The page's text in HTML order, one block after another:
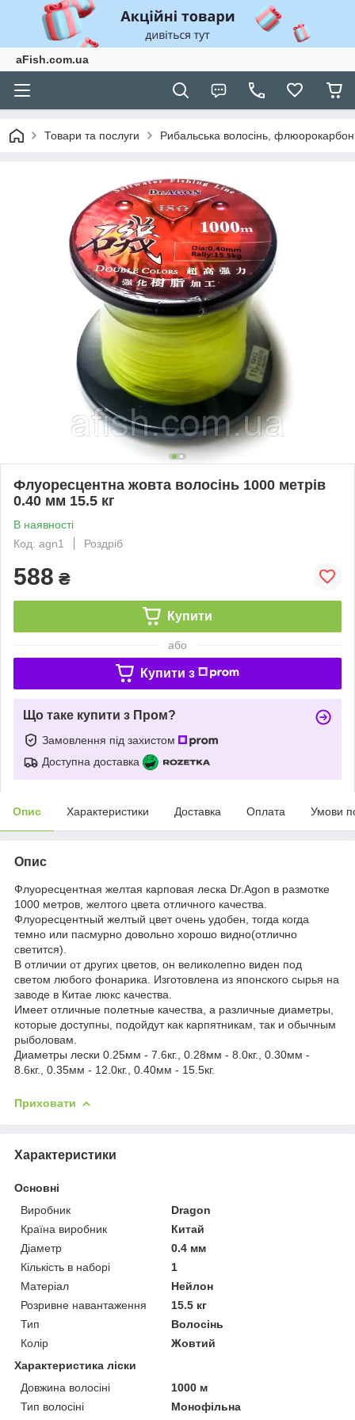
aFish.com.ua
Товари та послуги Рибальська волосінь, флюорокарбон
Флуоресцентна жовта волосінь 1000 метрів
0.40 мм 15.5 кг
В наявності
Код: agn1
Роздріб
588 ₴
Купити
або
Купити з
Що таке купити з Пром?
Замовлення під захистом
Доступна доставка
Опис Характеристики Доставка Оплата Умови
Опис
Флуоресцентная желтая карповая леска Dr.Agon в размотке
1000 метров, желтого цвета отличного качества.
Флуоресцентный желтый цвет очень удобен, тогда когда
темно или пасмурно довольно хорошо видно(отлично
светится).
В отличии от других цветов, он великолепно виден под
светом любого фонарика. Изготовлена из японского сырья на
заводе в Китае люкс качества.
Имеет отличные полетные качества, а различные диаметры,
которые доступны, подойдут как карпятникам, так и обычным
рыболовам.
Диаметры лески 0.25мм - 7.6кг., 0.28мм - 8.0кг., 0.30мм -
8.6кг., 0.35мм - 12.0кг., 0.40мм - 15.5кг.
Приховати
Характеристики
Основні
Виробник
Dragon
Країна виробник
Китай
Діаметр
0.4 мм
Кількість в наборі
1
Матеріал
Нейлон
Розривне навантаження
15.5 кг
Тип
Волосінь
Колір
Жовтий
Характеристика ліски
Довжина волосіні
1000 м
Тип волосіні
Монофільна